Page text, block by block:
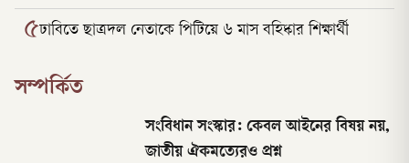
৫ঢাবিতে ছাত্রদল নেতাকে পিটিয়ে ৬ মাস বহিষ্কার শিক্ষার্থী
সম্পর্কিত
সংবিধান সংস্কার: কেবল আইনের বিষয় নয়,
জাতীয় ঐকমত্যেরও প্রশ্ন